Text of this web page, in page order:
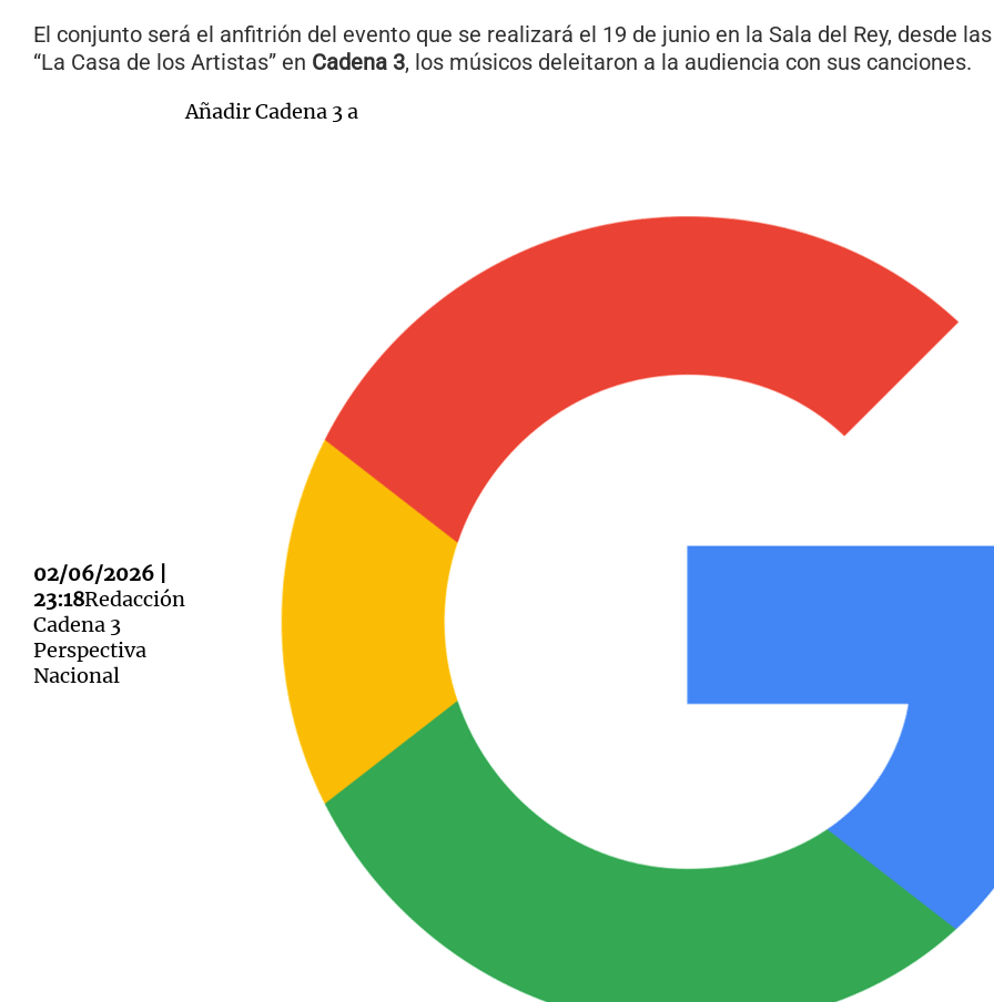
El conjunto será el anfitrión del evento que se realizará el 19 de junio en la Sala del Rey, desde
“La Casa de los Artistas” en Cadena 3, los músicos deleitaron a la audiencia con sus canciones.
02/06/2026 |
23:18Redacción
Cadena 3
Perspectiva
Nacional
Añadir Cadena 3 a
Editorial
Notas
Mundial 2026 La Sole en Cadena 3 Cadena 3